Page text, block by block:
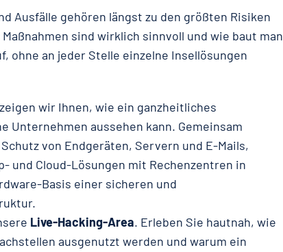
Ausfälle gehören längst zu den größten Risiken
sind wirklich sinnvoll und wie baut man
ohne an jeder Stelle einzelne Insellösungen
wir Ihnen, wie ein ganzheitliches
Unternehmen aussehen kann. Gemeinsam
von Endgeräten, Servern und E-Mails,
und Cloud-Lösungen mit Rechenzentren in
Basis einer sicheren und
Live-Hacking-Area. Erleben Sie hautnah, wie
ausgenutzt werden und warum ein